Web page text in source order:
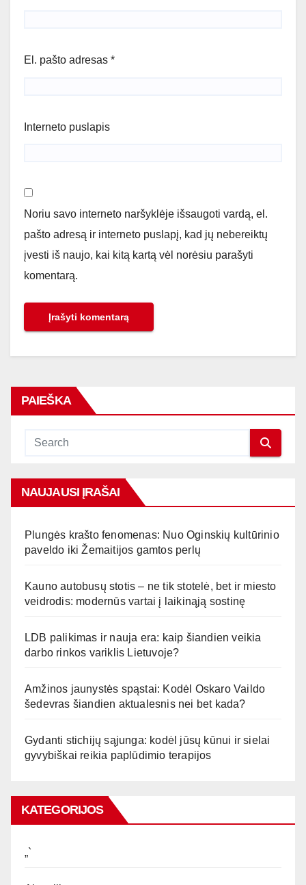
El. pašto adresas *
Interneto puslapis
Noriu savo interneto naršyklėje išsaugoti vardą, el.
pašto adresą ir interneto puslapį, kad jų nebereiktų
įvesti iš naujo, kai kitą kartą vėl norėsiu parašyti
komentarą.
PAIEŠKA
NAUJAUSI ĮRAŠAI
Plungės krašto fenomenas: Nuo Oginskių kultūrinio
paveldo iki Žemaitijos gamtos perlų
Kauno autobusų stotis – ne tik stotelė, bet ir miesto
veidrodis: modernūs vartai į laikinąją sostinę
LDB palikimas ir nauja era: kaip šiandien veikia
darbo rinkos variklis Lietuvoje?
Amžinos jaunystės spąstai: Kodėl Oskaro Vaildo
šedevras šiandien aktualesnis nei bet kada?
Gydanti stichijų sąjunga: kodėl jūsų kūnui ir sielai
gyvybiškai reikia paplūdimio terapijos
KATEGORIJOS
„`